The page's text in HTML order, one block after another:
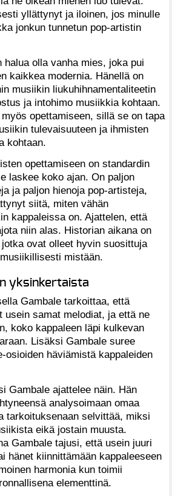
yllättynyt ja iloinen, jos minulle
jonkun tunnetun pop-artistin
halua olla vanha mies, joka pui
kaikkea modernia. Hänellä on
musiikin liukuhihnamentaliteetin
ja intohimo musiikkia kohtaan.
opettamiseen, sillä se on tapa
tulevaisuuteen ja ihmisten
kohtaan.
opettamiseen on standardin
laskee koko ajan. On paljon
ja paljon hienoja pop-artisteja,
siitä, miten vähän
kappaleissa on. Ajattelen, että
niin alas. Historian aikana on
ovat olleet hyvin suosittuja
mistään.
yksinkertaista
Gambale tarkoittaa, että
usein samat melodiat, ja että ne
koko kappaleen läpi kulkevan
Lisäksi Gambale suree
osioiden häviämistä kappaleiden
Gambale ajattelee näin. Hän
analysoimaan omaa
tarkoituksenaan selvittää, miksi
eikä jostain muusta.
Gambale tajusi, että usein juuri
hänet kiinnittämään kappaleeseen
harmonia kun toimii
elementtinä.